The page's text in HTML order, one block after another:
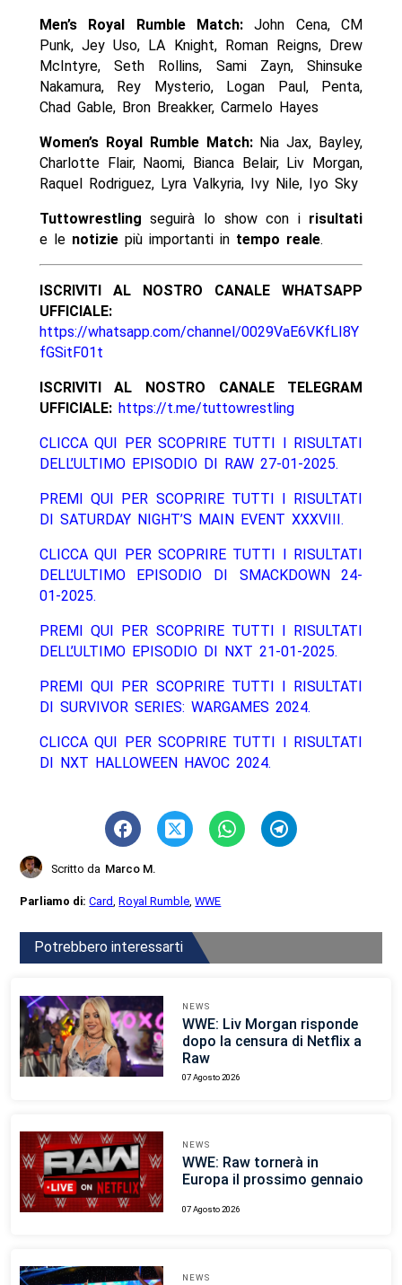
Men’s Royal Rumble Match:John Cena, CM
Punk, Jey Uso, LA Knight, Roman Reigns, Drew
McIntyre, Seth Rollins, Sami Zayn, Shinsuke
Nakamura, Rey Mysterio, Logan Paul, Penta,
Chad Gable, Bron Breakker, Carmelo Hayes
Women’s Royal Rumble Match: Nia Jax, Bayley,
Charlotte Flair, Naomi, Bianca Belair, Liv Morgan,
Raquel Rodriguez, Lyra Valkyria, Ivy Nile, Iyo Sky
Tuttowrestling seguirà lo show con i risultati
e le notiziepiù importanti in tempo reale.
ISCRIVITI AL NOSTRO CANALE WHATSAPP
UFFICIALE:
https://whatsapp.com/channel/0029VaE6VKfLI8Y
fGSitF01t
ISCRIVITI AL NOSTRO CANALE TELEGRAM
UFFICIALE: https://t.me/tuttowrestling
CLICCA QUI PER SCOPRIRE TUTTI I RISULTATI
DELL’ULTIMO EPISODIO DI RAW 27-01-2025.
PREMI QUI PER SCOPRIRE TUTTI I RISULTATI
DI SATURDAY NIGHT’S MAIN EVENT XXXVIII.
CLICCA QUI PER SCOPRIRE TUTTI I RISULTATI
DELL’ULTIMO EPISODIO DI SMACKDOWN 24-
01-2025.
PREMI QUI PER SCOPRIRE TUTTI I RISULTATI
DELL’ULTIMO EPISODIO DI NXT 21-01-2025.
PREMI QUI PER SCOPRIRE TUTTI I RISULTATI
DI SURVIVOR SERIES: WARGAMES 2024.
CLICCA QUI PER SCOPRIRE TUTTI I RISULTATI
DI NXT HALLOWEEN HAVOC 2024.
Scritto da Marco M.
Parliamo di:Card,Royal Rumble,WWE
Potrebbero interessarti
NEWS
WWE: Liv Morgan risponde
dopo la censura di Netflix a
Raw
07 Agosto 2026
NEWS
WWE: Raw tornerà in
Europa il prossimo gennaio
07 Agosto 2026
NEWS